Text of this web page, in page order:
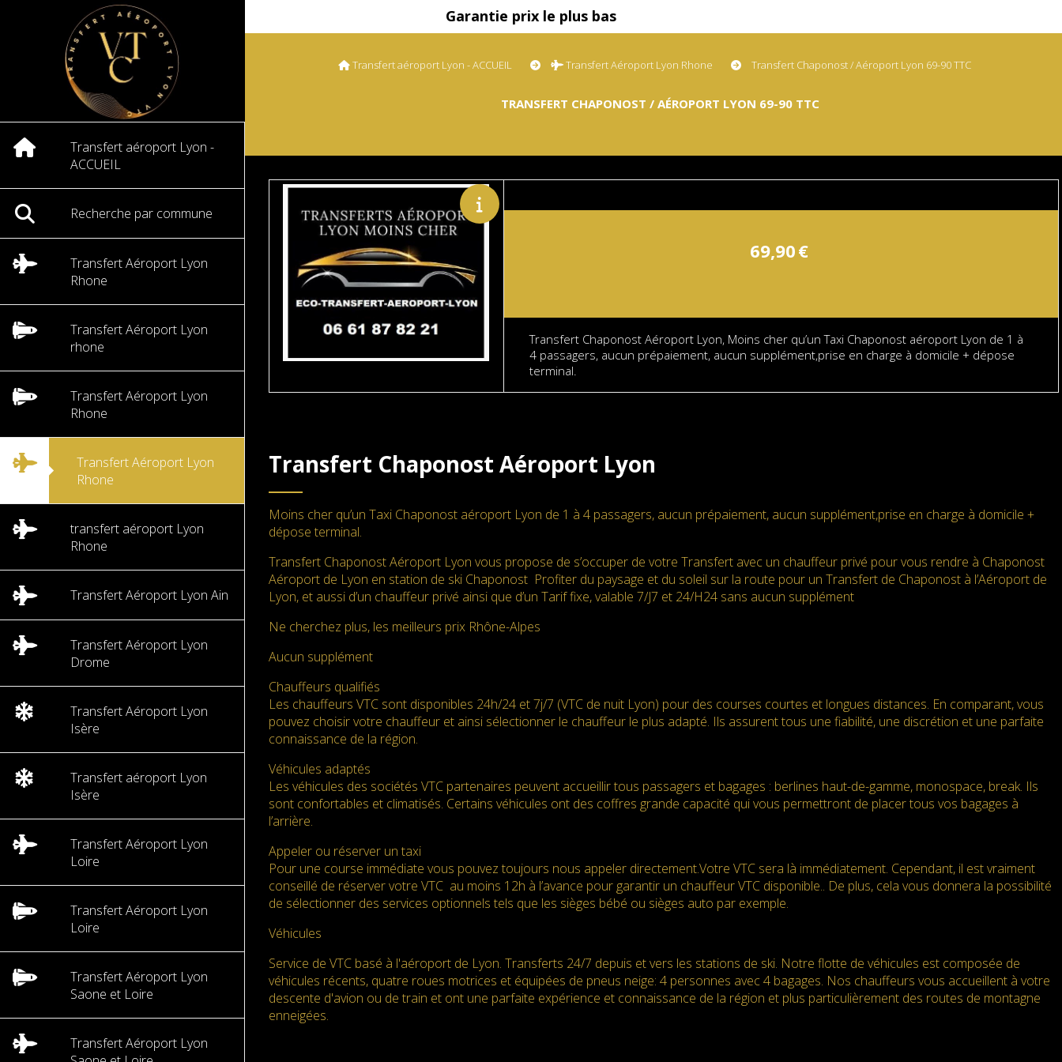
Garantie prix le plus bas
Transfert aéroport Lyon -
ACCUEIL
Recherche par commune
Transfert Aéroport Lyon
Rhone
Transfert Aéroport Lyon
rhone
Transfert Aéroport Lyon
Rhone
Transfert Aéroport Lyon
Rhone
transfert aéroport Lyon
Rhone
Transfert Aéroport Lyon Ain
Transfert Aéroport Lyon
Drome
Transfert Aéroport Lyon
Isère
Transfert aéroport Lyon
Isère
Transfert Aéroport Lyon
Loire
Transfert Aéroport Lyon
Loire
Transfert Aéroport Lyon
Saone et Loire
Transfert Aéroport Lyon
Transfert aéroport Lyon - ACCUEIL Transfert Aéroport Lyon Rhone Transfert Chaponost / Aéroport Lyon 69-90 TTC
TRANSFERT CHAPONOST / AÉROPORT LYON 69-90 TTC
69,90€
Transfert Chaponost Aéroport Lyon, Moins cher qu’un Taxi Chaponost aéroport Lyon de 1 à
4 passagers, aucun prépaiement, aucun supplément,prise en charge à domicile + dépose
terminal.
Transfert Chaponost Aéroport Lyon
Moins cher qu’un Taxi Chaponost aéroport Lyon de 1 à 4 passagers, aucun prépaiement, aucun supplément,prise en charge à domicile +
dépose terminal.
Transfert Chaponost Aéroport Lyon vous propose de s’occuper de votre Transfert avec un chauffeur privé pour vous rendre à Chaponost
Aéroport de Lyon en station de ski Chaponost Profiter du paysage et du soleil sur la route pour un Transfert de Chaponost à l’Aéroport de
Lyon, et aussi d’un chauffeur privé ainsi que d’un Tarif fixe, valable 7/J7 et 24/H24 sans aucun supplément
Ne cherchez plus, les meilleurs prix Rhône-Alpes
Aucun supplément
Chauffeurs qualifiés
Les chauffeurs VTC sont disponibles 24h/24 et 7j/7 (VTC de nuit Lyon) pour des courses courtes et longues distances. En comparant, vous
pouvez choisir votre chauffeur et ainsi sélectionner le chauffeur le plus adapté. Ils assurent tous une fiabilité, une discrétion et une parfaite
connaissance de la région.
Véhicules adaptés
Les véhicules des sociétés VTC partenaires peuvent accueillir tous passagers et bagages : berlines haut-de-gamme, monospace, break. Ils
sont confortables et climatisés. Certains véhicules ont des coffres grande capacité qui vous permettront de placer tous vos bagages à
l’arrière.
Appeler ou réserver un taxi
Pour une course immédiate vous pouvez toujours nous appeler directement.Votre VTC sera là immédiatement. Cependant, il est vraiment
conseillé de réserver votre VTC au moins 12h à l’avance pour garantir un chauffeur VTC disponible.. De plus, cela vous donnera la possibilité
de sélectionner des services optionnels tels que les sièges bébé ou sièges auto par exemple.
Véhicules
Service de VTC basé à l'aéroport de Lyon. Transferts 24/7 depuis et vers les stations de ski. Notre flotte de véhicules est composée de
véhicules récents, quatre roues motrices et équipées de pneus neige: 4 personnes avec 4 bagages. Nos chauffeurs vous accueillent à votre
descente d'avion ou de train et ont une parfaite expérience et connaissance de la région et plus particulièrement des routes de montagne
enneigées.